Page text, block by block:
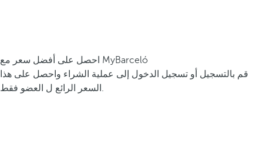
احصل على أفضل سعر مع MyBarceló
قم بالتسجيل أو تسجيل الدخول إلى عملية الشراء واحصل على هذا
السعر الرائع ل العضو فقط.